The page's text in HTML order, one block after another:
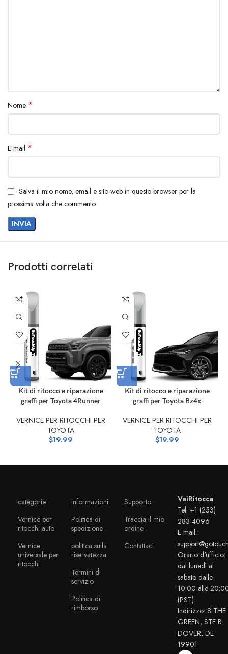
Nome *
E-mail *
Salva il mio nome, email e sito web in questo browser per la
prossima volta che commento.
Prodotti correlati
Kit di ritocco e riparazione
graffi per Toyota 4Runner
VERNICE PER RITOCCHI PER
TOYOTA
$19.99
Kit di ritocco e riparazione
graffi per Toyota Bz4x
VERNICE PER RITOCCHI PER
TOYOTA
$19.99
categorie
Vernice per
ritocchi auto
Vernice
universale per
ritocchi
informazioni
Politica di
spedizione
politica sulla
riservatezza
Termini di
servizio
Politica di
rimborso
Supporto
Traccia il mio
ordine
Contattaci
VaiRitocca
Tel: +1 (253)
283-4096
E-mail:
Orario d'ufficio:
dal lunedì al
sabato dalle
10:00 alle
(PST)
Indirizzo: 8 THE
GREEN, STE B
DOVER, DE
19901